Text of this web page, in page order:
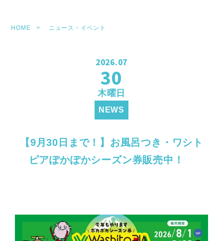
HOME ニュース・イベント
2026.07
30
木曜日
NEWS
【9月30日まで！】お風呂つき・ワシト
ピアぽかぽかシーズン券販売中！